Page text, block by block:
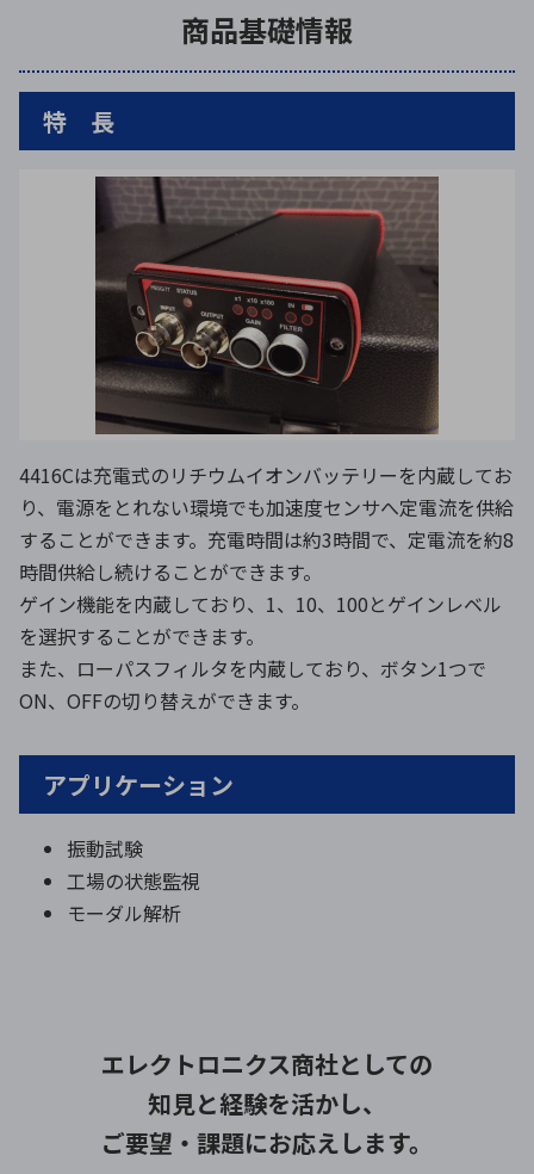
商品基礎情報
特 長
4416Cは充電式のリチウムイオンバッテリーを内蔵してお
り、電源をとれない環境でも加速度センサへ定電流を供給
することができます。充電時間は約3時間で、定電流を約8
時間供給し続けることができます。
ゲイン機能を内蔵しており、1、10、100とゲインレベル
を選択することができます。
また、ローパスフィルタを内蔵しており、ボタン1つで
ON、OFFの切り替えができます。
アプリケーション
振動試験
工場の状態監視
モーダル解析
エレクトロニクス商社としての
知見と経験を活かし、
ご要望・課題にお応えします。